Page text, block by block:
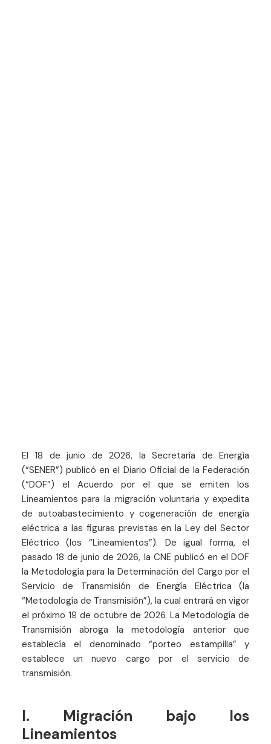
El 18 de junio de 2026, la Secretaría de Energía
(“SENER”) publicó en el Diario Oficial de la Federación
(“DOF”) el Acuerdo por el que se emiten los
Lineamientos para la migración voluntaria y expedita
de autoabastecimiento y cogeneración de energía
eléctrica a las figuras previstas en la Ley del Sector
Eléctrico (los “Lineamientos”). De igual forma, el
pasado 18 de junio de 2026, la CNE publicó en el DOF
la Metodología para la Determinación del Cargo por el
Servicio de Transmisión de Energía Eléctrica (la
“Metodología de Transmisión”), la cual entrará en vigor
el próximo 19 de octubre de 2026. La Metodología de
Transmisión abroga la metodología anterior que
establecía el denominado “porteo estampilla” y
establece un nuevo cargo por el servicio de
transmisión.
I. Migración bajo los
Lineamientos